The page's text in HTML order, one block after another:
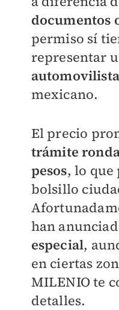
documentos
permiso sí
representar
mexicano.
El precio
trámite
pesos, lo
bolsillo
han
especial,
en ciertas
MILENIOte
detalles.